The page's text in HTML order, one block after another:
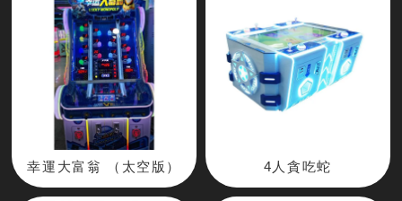
幸運大富翁 （太空版） 4人貪吃蛇